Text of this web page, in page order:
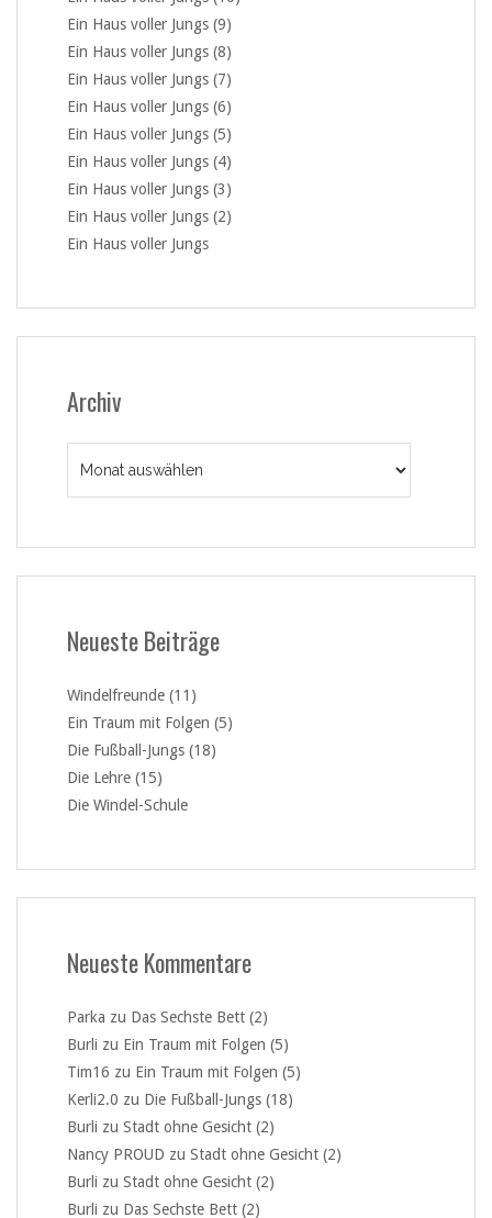
Ein Haus voller Jungs (9)
Ein Haus voller Jungs (8)
Ein Haus voller Jungs (7)
Ein Haus voller Jungs (6)
Ein Haus voller Jungs (5)
Ein Haus voller Jungs (4)
Ein Haus voller Jungs (3)
Ein Haus voller Jungs (2)
Ein Haus voller Jungs
Archiv
Neueste Beiträge
Windelfreunde (11)
Ein Traum mit Folgen (5)
Die Fußball-Jungs (18)
Die Lehre (15)
Die Windel-Schule
Neueste Kommentare
Parka zu Das Sechste Bett (2)
Burli zu Ein Traum mit Folgen (5)
Tim16 zu Ein Traum mit Folgen (5)
Kerli2.0 zu Die Fußball-Jungs (18)
Burli zu Stadt ohne Gesicht (2)
Nancy PROUD zu Stadt ohne Gesicht (2)
Burli zu Stadt ohne Gesicht (2)
Burli zu Das Sechste Bett (2)